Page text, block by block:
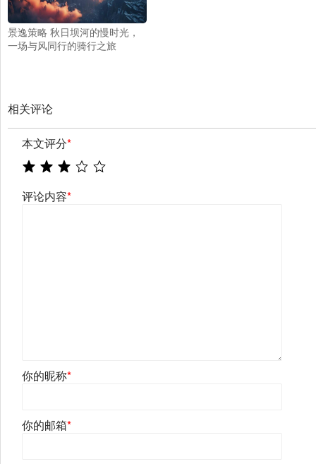
景逸策略 秋日坝河的慢时光，
一场与风同行的骑行之旅
相关评论
本文评分*
评论内容*
你的昵称*
你的邮箱*